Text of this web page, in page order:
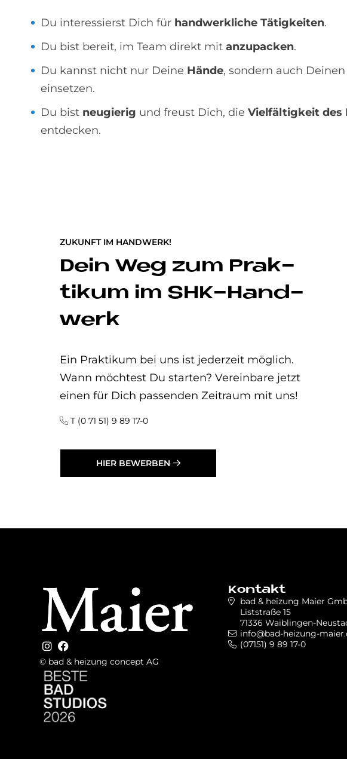
Du interessierst Dich für handwerkliche Tätigkeiten.
Du bist bereit, im Team direkt mit anzupacken.
Du kannst nicht nur Deine Hände, sondern auch Deinen
einsetzen.
Du bist neugierig und freust Dich, die Vielfältigkeit des
entdecken.
ZUKUNFT IM HANDWERK!
Dein Weg zum Prak­
ti­kum im SHK-Hand­
werk
Ein Praktikum bei uns ist jederzeit möglich.
Wann möchtest Du starten? Vereinbare jetzt
einen für Dich passenden Zeitraum mit uns!
T (0 71 51) 9 89 17-0
HIER BEWERBEN
© bad & heizung concept AG
Bild
Kontakt
bad & heizung Maier
Liststraße 15
71336 Waiblingen-
info@bad-heizung-
(07151) 9 89 17-0